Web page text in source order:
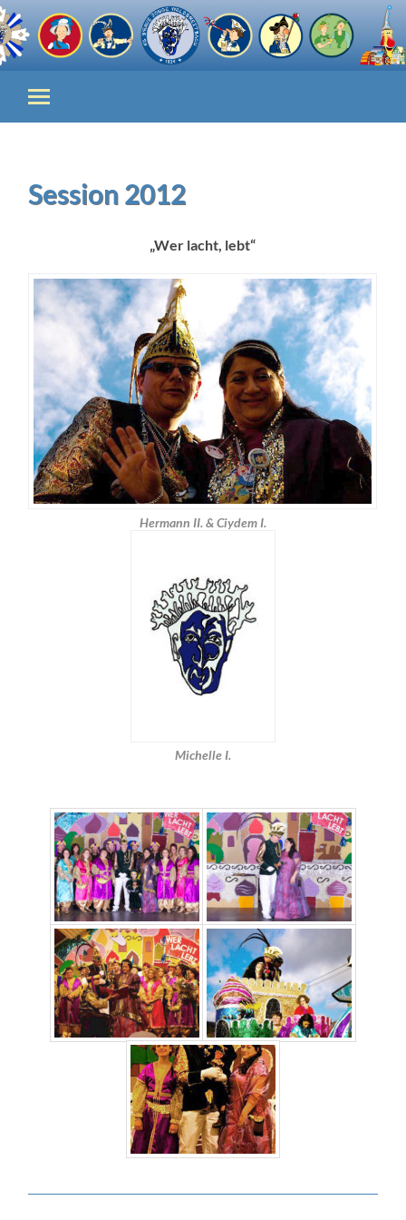
Session 2012
„Wer lacht, lebt“
Hermann II. & Ciydem I.
Michelle I.